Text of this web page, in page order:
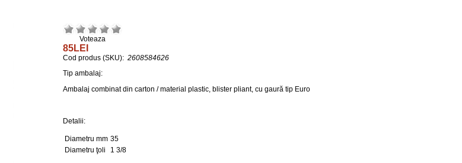
Voteaza
85LEI
Cod produs (SKU): 2608584626
Tip ambalaj:
Ambalaj combinat din carton / material plastic, blister pliant, cu gaură tip Euro
Detalii:
Diametru mm 35
Diametru ţoli
1 3/8